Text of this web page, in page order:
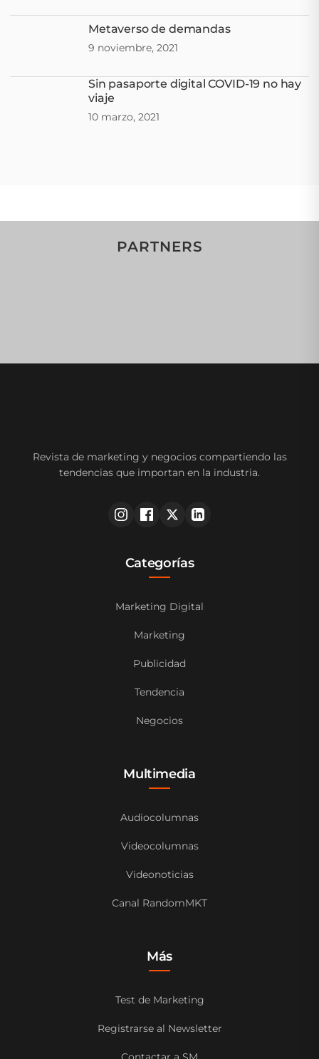
Metaverso de demandas
9 noviembre, 2021
Sin pasaporte digital COVID-19 no hay
viaje
10 marzo, 2021
PARTNERS
Revista de marketing y negocios compartiendo las
tendencias que importan en la industria.
Categorías
Marketing Digital
Marketing
Publicidad
Tendencia
Negocios
Multimedia
Audiocolumnas
Videocolumnas
Videonoticias
Canal RandomMKT
Más
Test de Marketing
Registrarse al Newsletter